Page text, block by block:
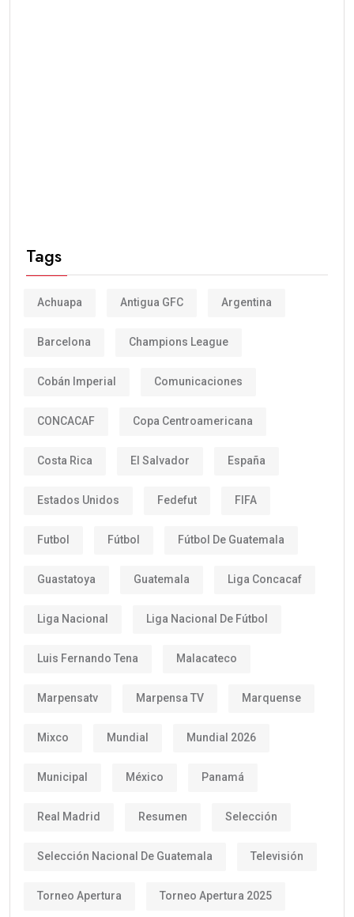
Tags
Achuapa Antigua GFC Argentina
Barcelona Champions League
Cobán Imperial Comunicaciones
CONCACAF Copa Centroamericana
Costa Rica El Salvador España
Estados Unidos Fedefut FIFA
Futbol Fútbol Fútbol De Guatemala
Guastatoya Guatemala Liga Concacaf
Liga Nacional Liga Nacional De Fútbol
Luis Fernando Tena Malacateco
Marpensatv Marpensa TV Marquense
Mixco Mundial Mundial 2026
Municipal México Panamá
Real Madrid Resumen Selección
Selección Nacional De Guatemala Televisión
Torneo Apertura Torneo Apertura 2025